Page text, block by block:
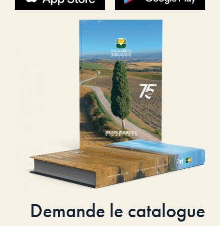
Demande le catalogue